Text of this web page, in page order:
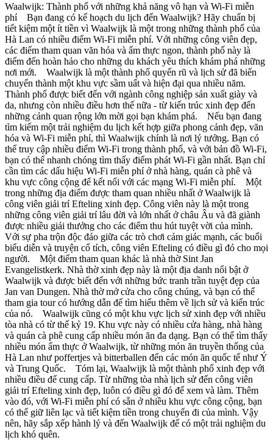
Waalwijk: Thành phố với những khả năng vô hạn và Wi-Fi miễn
phí Bạn đang có kế hoạch du lịch đến Waalwijk? Hãy chuẩn bị
tiết kiệm một ít tiền vì Waalwijk là một trong những thành phố của
Hà Lan có nhiều điểm Wi-Fi miễn phí. Với những công viên đẹp,
các điểm tham quan văn hóa và ẩm thực ngon, thành phố này là
điểm đến hoàn hảo cho những du khách yêu thích khám phá những
nơi mới. Waalwijk là một thành phố quyến rũ và lịch sử đã biến
chuyển thành một khu vực sầm uất và hiện đại qua nhiều năm.
Thành phố được biết đến với ngành công nghiệp sản xuất giày và
da, nhưng còn nhiều điều hơn thế nữa - từ kiến trúc xinh đẹp đến
những cảnh quan rộng lớn mời gọi bạn khám phá. Nếu bạn đang
tìm kiếm một trải nghiệm du lịch kết hợp giữa phong cảnh đẹp, văn
hóa và Wi-Fi miễn phí, thì Waalwijk chính là nơi lý tưởng. Bạn có
thể truy cập nhiều điểm Wi-Fi trong thành phố, và với bản đồ Wi-Fi,
bạn có thể nhanh chóng tìm thấy điểm phát Wi-Fi gần nhất. Bạn chỉ
cần tìm các dấu hiệu Wi-Fi miễn phí ở nhà hàng, quán cà phê và
khu vực công cộng để kết nối với các mạng Wi-Fi miễn phí. Một
trong những địa điểm được tham quan nhiều nhất ở Waalwijk là
công viên giải trí Efteling xinh đẹp. Công viên này là một trong
những công viên giải trí lâu đời và lớn nhất ở châu Âu và đã giành
được nhiều giải thưởng cho các điểm thu hút tuyệt vời của mình.
Với sự pha trộn độc đáo giữa các trò chơi cảm giác mạnh, các buổi
biểu diễn và truyện cổ tích, công viên Efteling có điều gì đó cho mọi
người. Một điểm tham quan khác là nhà thờ Sint Jan
Evangelistkerk. Nhà thờ xinh đẹp này là một địa danh nổi bật ở
Waalwijk và được biết đến với những bức tranh trần tuyệt đẹp của
Jan van Dungen. Nhà thờ mở cửa cho công chúng, và bạn có thể
tham gia tour có hướng dẫn để tìm hiểu thêm về lịch sử và kiến trúc
của nó. Waalwijk cũng có một khu vực lịch sử xinh đẹp với nhiều
tòa nhà có từ thế kỷ 19. Khu vực này có nhiều cửa hàng, nhà hàng
và quán cà phê cung cấp nhiều món ăn đa dạng. Bạn có thể tìm thấy
nhiều món ẩm thực ở Waalwijk, từ những món ăn truyền thống của
Hà Lan như poffertjes và bitterballen đến các món ăn quốc tế như Ý
và Trung Quốc. Tóm lại, Waalwijk là một thành phố xinh đẹp với
nhiều điều để cung cấp. Từ những tòa nhà lịch sử đến công viên
giải trí Efteling xinh đẹp, luôn có điều gì đó để xem và làm. Thêm
vào đó, với Wi-Fi miễn phí có sẵn ở nhiều khu vực công cộng, bạn
có thể giữ liên lạc và tiết kiệm tiền trong chuyến đi của mình. Vậy
nên, hãy sắp xếp hành lý và đến Waalwijk để có một trải nghiệm du
lịch khó quên.